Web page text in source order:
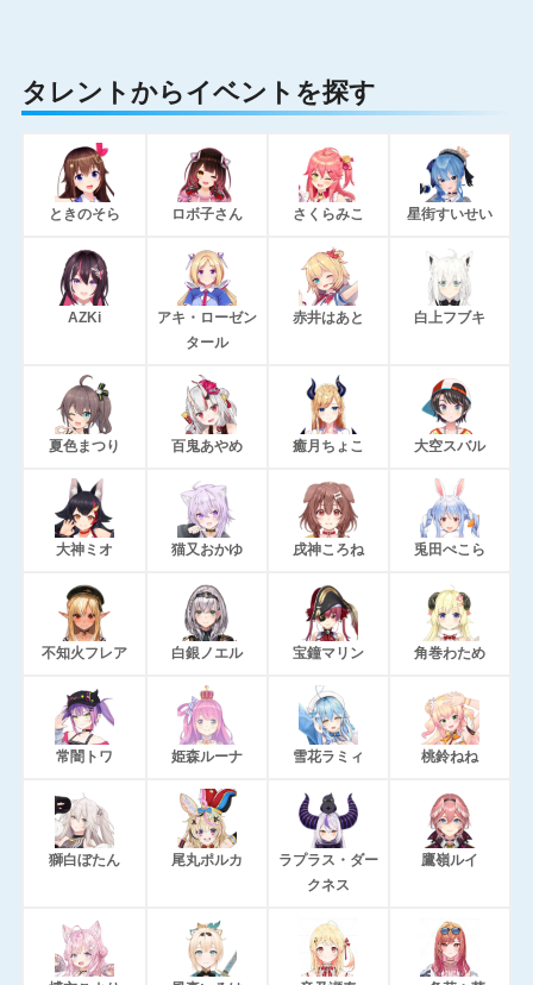
タレントからイベントを探す
ときのそら ロボ子さん さくらみこ 星街すいせい
AZKi
アキ・ローゼン
タール
赤井はあと 白上フブキ
夏色まつり 百鬼あやめ 癒月ちょこ 大空スバル
大神ミオ 猫又おかゆ 戌神ころね 兎田ぺこら
不知火フレア 白銀ノエル 宝鐘マリン 角巻わため
常闇トワ 姫森ルーナ 雪花ラミィ 桃鈴ねね
獅白ぼたん 尾丸ポルカ
ラプラス・ダー
クネス
鷹嶺ルイ